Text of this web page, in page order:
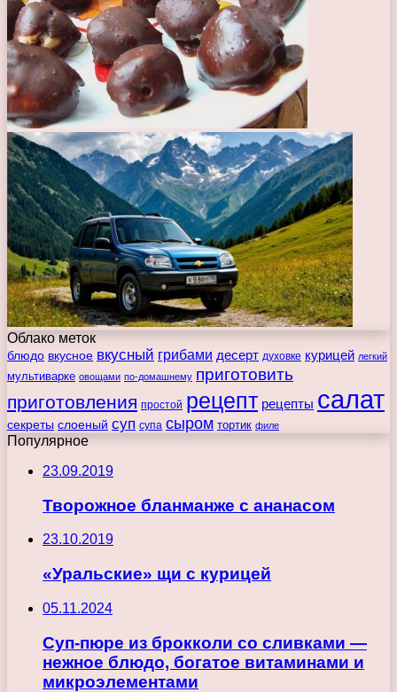
Облако меток
блюдо вкусное вкусный грибами десерт духовке курицей легкий
мультиварке овощами по-домашнему приготовить
приготовления простой рецепт рецепты салат
секреты слоеный суп супа сыром тортик филе
Популярное
23.09.2019
Творожное бланманже с ананасом
23.10.2019
«Уральские» щи с курицей
05.11.2024
Суп-пюре из брокколи со сливками —
нежное блюдо, богатое витаминами и
микроэлементами